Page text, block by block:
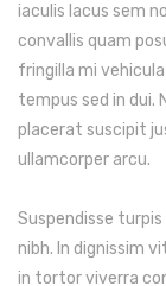
iaculis lacus sem
convallis quam
fringilla mi
tempus sed in dui.
placerat suscipit
ullamcorper arcu.
Suspendisse
nibh. In dignissim
in tortor viverra